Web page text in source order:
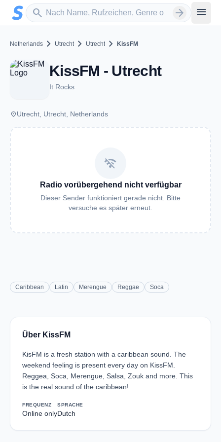
Zum Hauptinhalt springen
search
Sender suchen arrow_forward menu
Netherlands chevron_right Utrecht chevron_right Utrecht chevron_right KissFM
KissFM - Utrecht
It Rocks
placeUtrecht, Utrecht, Netherlands
wifi_off
Radio vorübergehend nicht verfügbar
Dieser Sender funktioniert gerade nicht. Bitte
versuche es später erneut.
Caribbean Latin Merengue Reggae Soca
Über KissFM
KisFM is a fresh station with a caribbean sound. The
weekend feeling is present every day on KissFM.
Reggea, Soca, Merengue, Salsa, Zouk and more. This
is the real sound of the caribbean!
FREQUENZ
Online only
SPRACHE
Dutch